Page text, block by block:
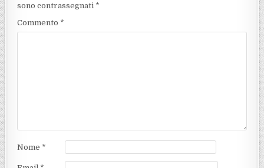
sono contrassegnati *
Commento *
Nome *